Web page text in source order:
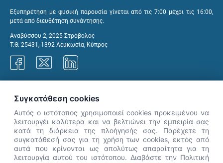
Εξυπηρέτηση με φυσική παρουσία γίνεται από τις 7:00 μέχρι τις 16:00,
μετά από διευθέτηση συνάντησης.
Αναβύσσου 2, 2025 Στρόβολος
Τ.Θ. 25431, 1392 Λευκωσία, Κύπρος
👋 Καλώς ήρθες! Είμαι η Νόησις.
Πες μου πώς μπορώ να σε βοηθήσω
Συγκατάθεση cookies
Αυτός ο ιστότοπος χρησιμοποιεί cookies προκειμένου να
λειτουργέι καλύτερα και να βελτιώνει την εμπειρία σας
κατά τη διάρκεια της πλοήγησής σας. Παρέχετε τη
συγκατάθεσή σας για τη χρήση των cookies, εκτός από
αυτά που κρίνονται ως απολύτως απαραίτητα για τη
λειτουργία αυτού του ιστότοπου. Διαβάστε την Πολιτική